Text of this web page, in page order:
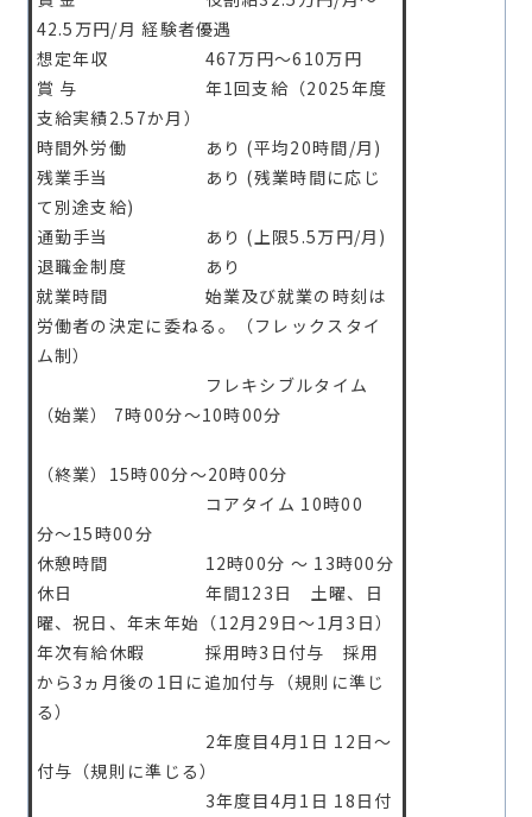
42.5万円/月 経験者優遇
想定年収 467万円～610万円
賞 与 年1回支給（2025年度
支給実績2.57か月）
時間外労働 あり (平均20時間/月)
残業手当 あり (残業時間に応じ
て別途支給)
通勤手当 あり (上限5.5万円/月)
退職金制度 あり
就業時間 始業及び就業の時刻は
労働者の決定に委ねる。（フレックスタイ
ム制）
フレキシブルタイム
（始業） 7時00分〜10時00分
（終業）15時00分〜20時00分
コアタイム 10時00
分〜15時00分
休憩時間 12時00分 〜 13時00分
休日 年間123日 土曜、日
曜、祝日、年末年始（12月29日〜1月3日）
年次有給休暇 採用時3日付与 採用
から3ヵ月後の1日に追加付与（規則に準じ
る）
2年度目4月1日 12日～
付与（規則に準じる）
3年度目4月1日 18日付